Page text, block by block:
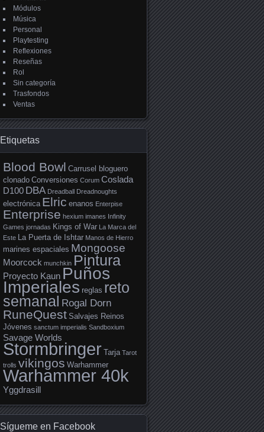
Módulos
Música
Personal
Playtesting
Reflexiones
Reseñas
Rol
Sin categoría
Trasfondos
Ventas
Etiquetas
Blood Bowl Carrusel bloguero
clonado Conversiones Corum Coslada
D100 DBA Dreadball Dreadnoughts
electrónica Elric enanos Enterpise
Enterprise hexium imanes Infinity
Games jornadas Kings of War La Marca del
Este La Puerta de Ishtar Manos de Hierro
marines espaciales Mongoose
Moorcock munchkin Pintura
Proyecto Kaun Puños
Imperiales reglas reto
semanal Rogal Dorn
RuneQuest Salvajes Reinos
Jóvenes sanctum imperialis Sandboxium
Savage Worlds
Stormbringer Tarja Tarot
trolls vikingos Warhammer
Warhammer 40k
Yggdrasill
Sígueme en Facebook